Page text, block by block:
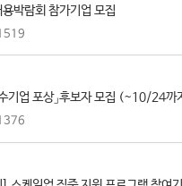
박람회 참가기업 모집
기업 포상」후보자 모집 (~10/24까